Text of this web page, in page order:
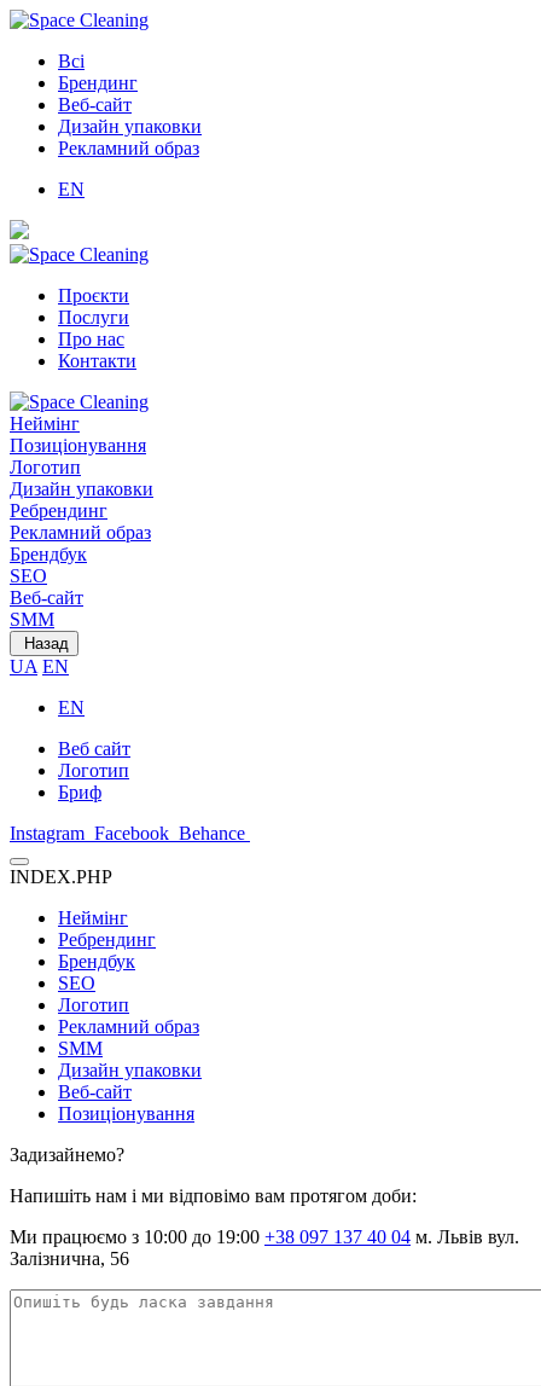
Всі
Брендинг
Веб-сайт
Дизайн упаковки
Рекламний образ
EN
Проєкти
Послуги
Про нас
Контакти
Неймінг
Позиціонування
Логотип
Дизайн упаковки
Ребрендинг
Рекламний образ
Брендбук
SEO
Веб-сайт
SMM
Назад
UA EN
EN
Веб сайт
Логотип
Бриф
Instagram Facebook Behance
INDEX.PHP
Неймінг
Ребрендинг
Брендбук
SEO
Логотип
Рекламний образ
SMM
Дизайн упаковки
Веб-сайт
Позиціонування
Задизайнемо?
Напишіть нам і ми відповімо вам протягом доби:
Ми працюємо з 10:00 до 19:00 +38 097 137 40 04 м. Львів вул.
Залізнична, 56